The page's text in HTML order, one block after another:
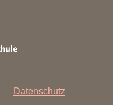
Datenschutz